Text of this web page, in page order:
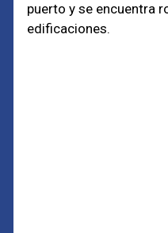
puerto y se encuentra
edificaciones.